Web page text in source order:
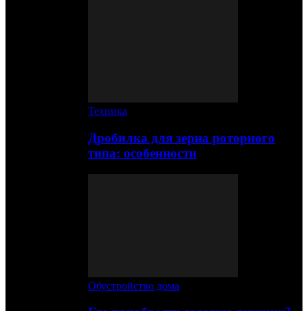
Техника
Дробилка для зерна роторного
типа: особенности
Обустройство дома